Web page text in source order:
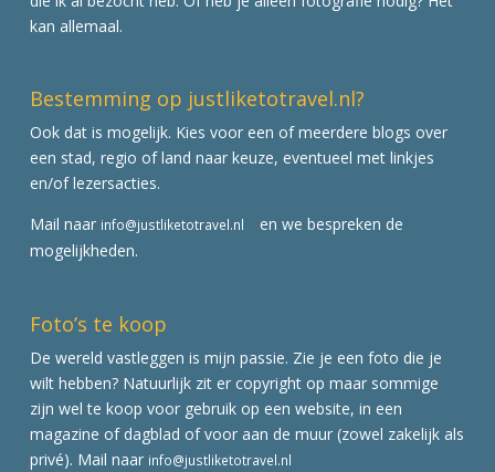
kan allemaal.
Bestemming op justliketotravel.nl?
Ook dat is mogelijk. Kies voor een of meerdere blogs over
een stad, regio of land naar keuze, eventueel met linkjes
en/of lezersacties.
Mail naar info@justliketotravel.nl
en we bespreken de
mogelijkheden.
Foto’s te koop
De wereld vastleggen is mijn passie. Zie je een foto die je
wilt hebben? Natuurlijk zit er copyright op maar sommige
zijn wel te koop voor gebruik op een website, in een
magazine of dagblad of voor aan de muur (zowel zakelijk als
privé). Mail naar info@justliketotravel.nl